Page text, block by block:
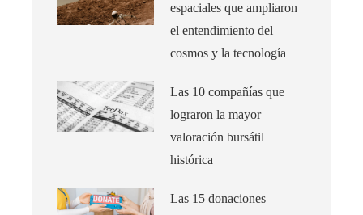
espaciales que ampliaron
el entendimiento del
cosmos y la tecnología
Las 10 compañías que
lograron la mayor
valoración bursátil
histórica
Las 15 donaciones